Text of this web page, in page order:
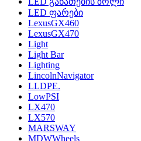
LED ფარები
LexusGX460
LexusGX470
Light
Light Bar
Lighting
LincolnNavigator
LLDPE.
LowPSI
LX470
LX570
MARSWAY
MDWWheels